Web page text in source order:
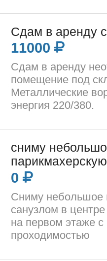
Сдам в аренду
11000
Сдам в аренду
помещение под
Металлические
энергия 220/380.
сниму
парикмахерскую
0
Сниму небольшое
санузлом в
на первом этаже
проходимостью